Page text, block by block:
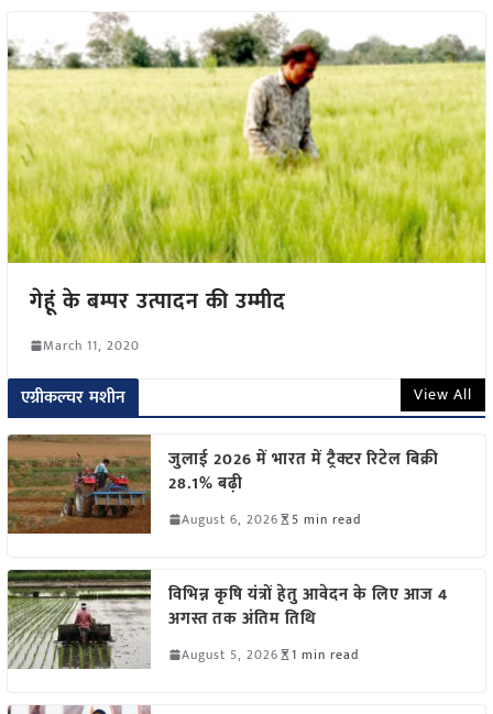
गेहूं के बम्पर उत्पादन की उम्मीद
March 11, 2020
एग्रीकल्चर मशीन View All
जुलाई 2026 में भारत में ट्रैक्टर रिटेल बिक्री
28.1% बढ़ी
August 6, 2026 5 min read
विभिन्न कृषि यंत्रों हेतु आवेदन के लिए आज 4
अगस्त तक अंतिम तिथि
August 5, 2026 1 min read